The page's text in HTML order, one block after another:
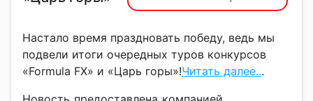
Настало время праздновать победу, ведь мы
подвели итоги очередных туров конкурсов
«Formula FX» и «Царь горы»!Читать далее...